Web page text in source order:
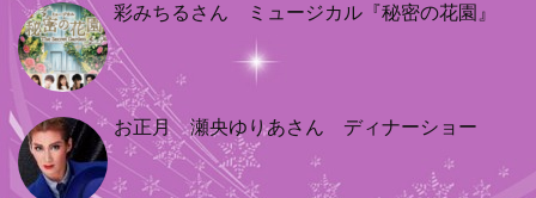
彩みちるさん ミュージカル『秘密の花園』
お正月 瀬央ゆりあさん ディナーショー